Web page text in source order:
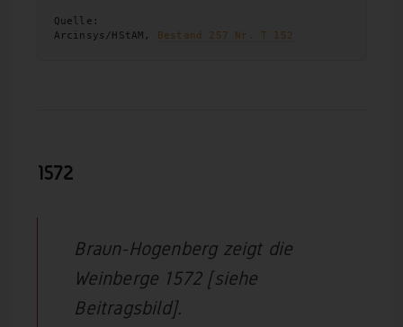
Quelle:
Arcinsys/HStAM, Bestand 257 Nr. T 152
1572
Braun-Hogenberg zeigt die
Weinberge 1572 [siehe
Beitragsbild].